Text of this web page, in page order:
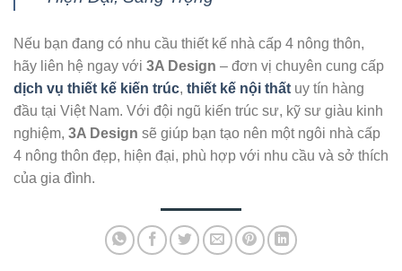
Nếu bạn đang có nhu cầu thiết kế nhà cấp 4 nông thôn,
hãy liên hệ ngay với 3A Design – đơn vị chuyên cung cấp
dịch vụ thiết kế kiến trúc, thiết kế nội thất uy tín hàng
đầu tại Việt Nam. Với đội ngũ kiến trúc sư, kỹ sư giàu kinh
nghiệm, 3A Design sẽ giúp bạn tạo nên một ngôi nhà cấp
4 nông thôn đẹp, hiện đại, phù hợp với nhu cầu và sở thích
của gia đình.